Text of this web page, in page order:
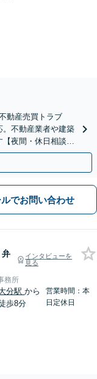
動産売買トラブ
。不動産業者や建築
夜間・休日相談対
ルでお問い合わせ
弁
インタビューを
見る
務所
分駅から
歩8分
営業時間：本
日定休日